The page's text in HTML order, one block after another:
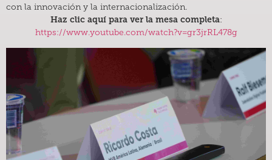
con la innovación y la internacionalización.
Haz clic aquí para ver la mesa completa:
https://www.youtube.com/watch?v=gr3jrRL478g